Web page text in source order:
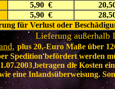
5,90 €
5,90 €
für Verlust oder
Lieferung außerhalb
,plus 20,-Euro Maße über
Spedition befördert werden
betragen die Kosten
eine Inlandsüberweisung.